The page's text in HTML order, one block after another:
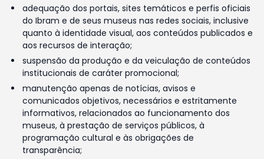
adequação dos portais, sites temáticos e perfis oficiais
do Ibram e de seus museus nas redes sociais, inclusive
quanto à identidade visual, aos conteúdos publicados e
aos recursos de interação;
suspensão da produção e da veiculação de conteúdos
institucionais de caráter promocional;
manutenção apenas de notícias, avisos e
comunicados objetivos, necessários e estritamente
informativos, relacionados ao funcionamento dos
museus, à prestação de serviços públicos, à
programação cultural e às obrigações de
transparência;